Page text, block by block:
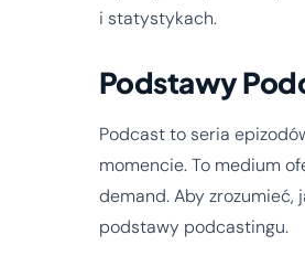
i statystykach.
Podstawy
Podcast to seria
momencie. To medium
demand. Aby
podstawy podcastingu.